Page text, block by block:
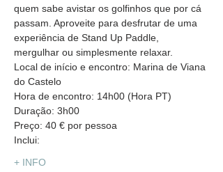
quem sabe avistar os golfinhos que por cá
passam. Aproveite para desfrutar de uma
experiência de Stand Up Paddle,
mergulhar ou simplesmente relaxar.
Local de início e encontro: Marina de Viana
do Castelo
Hora de encontro: 14h00 (Hora PT)
Duração: 3h00
Preço: 40 € por pessoa
Inclui:
+ INFO